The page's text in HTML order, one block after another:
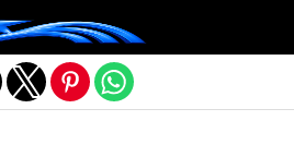
la versión móvil